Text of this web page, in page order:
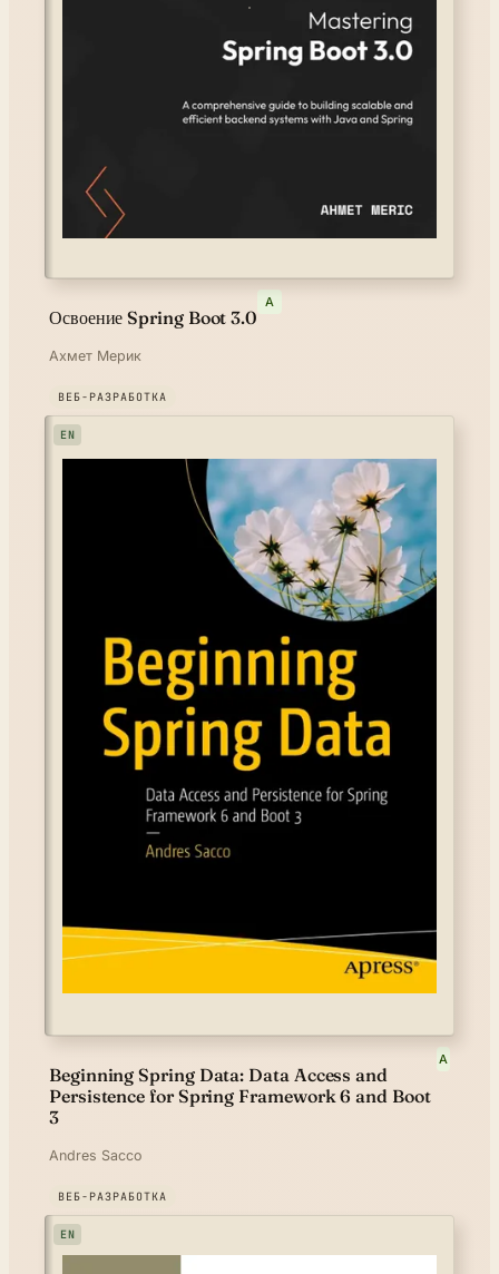
Освоение Spring Boot 3.0
A
Ахмет Мерик
ВЕБ-РАЗРАБОТКА
EN
Beginning Spring Data: Data Access and
Persistence for Spring Framework 6 and Boot
3
A
Andres Sacco
ВЕБ-РАЗРАБОТКА
EN